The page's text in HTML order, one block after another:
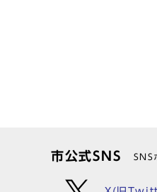
市公式SNS SNS